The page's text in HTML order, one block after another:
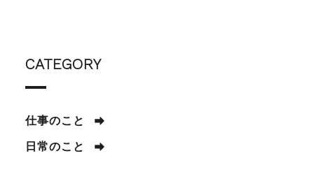
CATEGORY
仕事のこと
日常のこと